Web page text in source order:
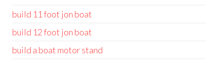
build 11 foot jon boat
build 12 foot jon boat
build a boat motor stand